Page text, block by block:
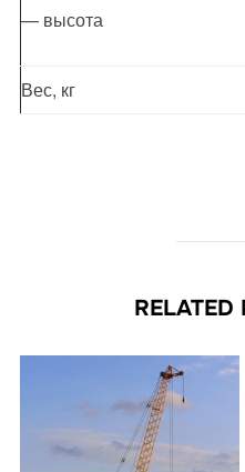
— высота
Вес, кг
RELATED